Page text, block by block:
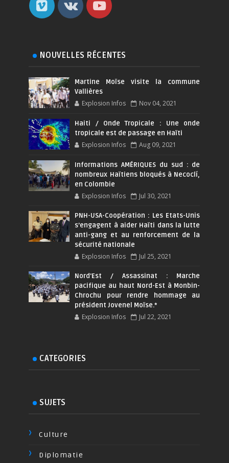
NOUVELLES RÉCENTES
Martine Moïse visite la commune
Vallières
Explosion Infos Nov 04, 2021
Haiti / Onde Tropicale : Une onde
tropicale est de passage en Haïti
Explosion Infos Aug 09, 2021
Informations AMÉRIQUES du sud : de
nombreux Haïtiens bloqués à Necoclí,
en Colombie
Explosion Infos Jul 30, 2021
PNH-USA-Coopération : Les Etats-Unis
s’engagent à aider Haïti dans la lutte
anti-gang et au renforcement de la
sécurité nationale
Explosion Infos Jul 25, 2021
Nord'Est / Assassinat : Marche
pacifique au haut Nord-Est à Monbin-
Chrochu pour rendre hommage au
président Jovenel Moïse.*
Explosion Infos Jul 22, 2021
CATEGORIES
SUJETS
Culture
Diplomatie